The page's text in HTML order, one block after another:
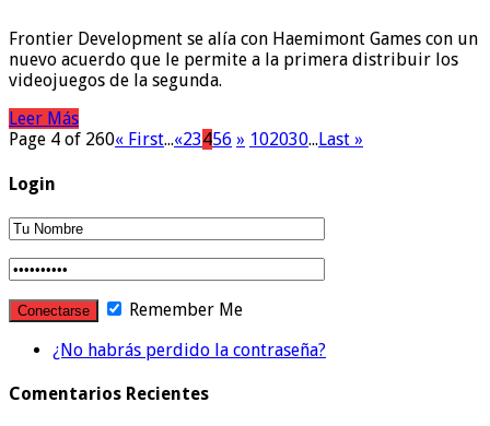
Frontier Development se alía con Haemimont Games con un
nuevo acuerdo que le permite a la primera distribuir los
videojuegos de la segunda.
Leer Más
Page 4 of 260« First...«23456 » 102030... Last »
Login
Remember Me
¿No habrás perdido la contraseña?
Comentarios Recientes